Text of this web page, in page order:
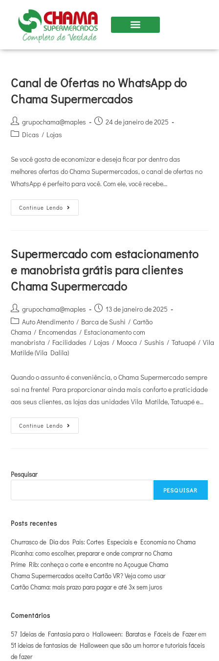
Canal de Ofertas no WhatsApp do
Chama Supermercados
grupochama@maples
24 de janeiro de 2025
Dicas / Lojas
Se você gosta de economizar e deseja ficar por dentro das
melhores ofertas do Chama Supermercados, o canal de ofertas no
WhatsApp é perfeito para você. Com ele, você recebe…
Continue Lendo
Supermercado com estacionamento
e manobrista grátis para clientes
Chama Supermercado
grupochama@maples
13 de janeiro de 2025
Auto Atendimento / Barca de Sushi / Cartão
Chama / Encomendas / Estacionamento com
manobrista / Facilidades / Lojas / Mooca / Sushis / Tatuapé / Vila
Matilde (Vila Dalila)
Quando o assunto é conveniência, o Chama Supermercado sempre
sai na frente! Para proporcionar ainda mais conforto e praticidade
aos seus clientes, as lojas das unidades Vila Matilde, Tatuapé e…
Continue Lendo
Pesquisar
PESQUISAR
Posts recentes
Churrasco de Dia dos Pais: Cortes Especiais e Economia no Chama
Picanha: como escolher, preparar e onde comprar no Chama
Prime Rib: conheça o corte e encontre no Açougue Chama
Chama Supermercados aceita Cartão VR? Veja como usar
Cartão Chama: mais prazo para pagar e até 3x sem juros
Comentários
57 Ideias de Fantasia para o Halloween: Baratas e Fáceis de Fazerem
51 ideias de fantasias de Halloween que são um horror e tutoriais fáceis
de fazer